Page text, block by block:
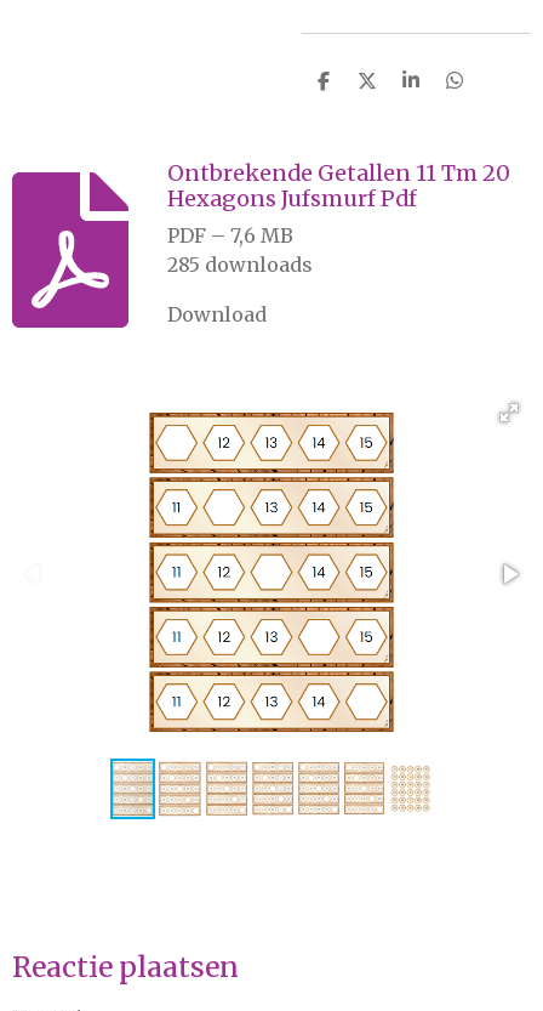
D
n
D
S
e
D
n
Ontbrekende Getallen 11 Tm 20
Hexagons Jufsmurf Pdf
PDF – 7,6 MB
285 downloads
Download
Reactie plaatsen